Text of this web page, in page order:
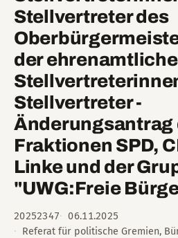
Stellvertreter des
der
Stellvertreter -
Änderungsantrag
Fraktionen SPD,
Linke und der
"UWG:Freie
20252347
06.11.2025
Referat für politische Gremien,